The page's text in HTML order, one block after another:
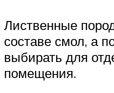
Лиственные
составе смол, а
выбирать для
помещения.